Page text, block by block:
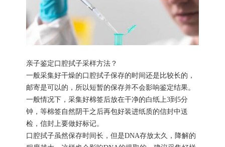
亲子鉴定口腔拭子采样方法？
一般采集好干燥的口腔拭子保存的时间还是比较长的，
邮寄是可以的，所以短暂的保存并不会影响鉴定结果。
一般情况下，采集好棉签后放在干净的白纸上3到5分
钟，等棉签自然阴干之后再包好装进纸质的信封中送
检，信封上要做好标记。
口腔拭子虽然保存时间长，但是DNA存放太久，降解的